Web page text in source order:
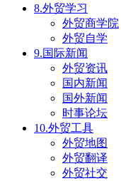
8.外贸学习
外贸商学院
外贸自学
9.国际新闻
外贸资讯
国内新闻
国外新闻
时事论坛
10.外贸工具
外贸地图
外贸翻译
外贸社交